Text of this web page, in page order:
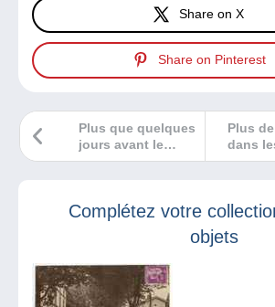
Share on X
Share on Pinterest
Plus
dans
sur le
Plus que quelques
jours avant le
salon des
Complétez votre
objets